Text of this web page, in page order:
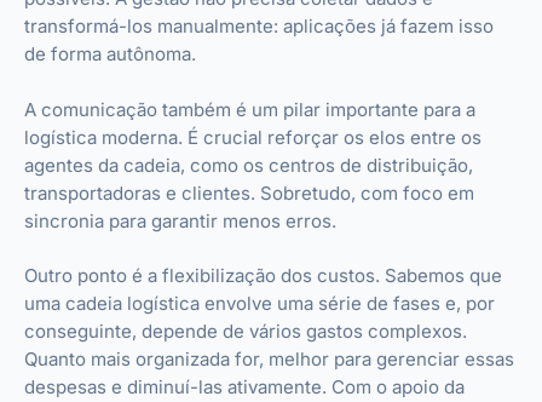
transformá-los manualmente: aplicações já fazem isso
de forma autônoma.
A comunicação também é um pilar importante para a
logística moderna. É crucial reforçar os elos entre os
agentes da cadeia, como os centros de distribuição,
transportadoras e clientes. Sobretudo, com foco em
sincronia para garantir menos erros.
Outro ponto é a flexibilização dos custos. Sabemos que
uma cadeia logística envolve uma série de fases e, por
conseguinte, depende de vários gastos complexos.
Quanto mais organizada for, melhor para gerenciar essas
despesas e diminuí-las ativamente. Com o apoio da